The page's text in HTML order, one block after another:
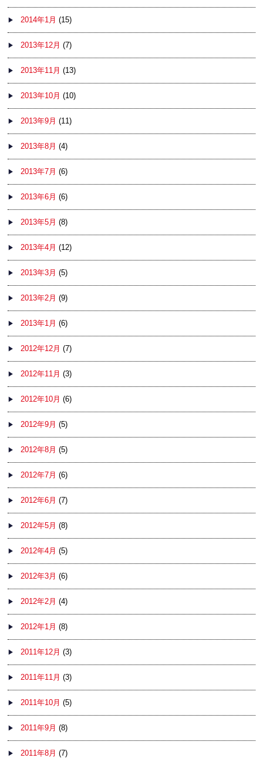
2014年1月 (15)
2013年12月 (7)
2013年11月 (13)
2013年10月 (10)
2013年9月 (11)
2013年8月 (4)
2013年7月 (6)
2013年6月 (6)
2013年5月 (8)
2013年4月 (12)
2013年3月 (5)
2013年2月 (9)
2013年1月 (6)
2012年12月 (7)
2012年11月 (3)
2012年10月 (6)
2012年9月 (5)
2012年8月 (5)
2012年7月 (6)
2012年6月 (7)
2012年5月 (8)
2012年4月 (5)
2012年3月 (6)
2012年2月 (4)
2012年1月 (8)
2011年12月 (3)
2011年11月 (3)
2011年10月 (5)
2011年9月 (8)
2011年8月 (7)